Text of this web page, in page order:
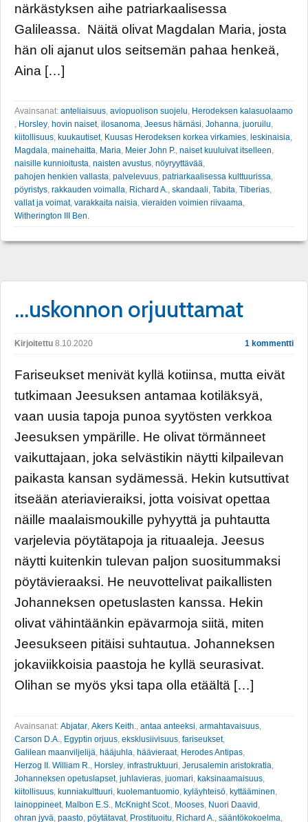
närkästyksen aihe patriarkaalisessa
Galileassa. Näitä olivat Magdalan Maria, josta
hän oli ajanut ulos seitsemän pahaa henkeä,
Aina […]
Avainsanat: anteliaisuus, aviopuolison suojelu, Herodeksen kalasuolaamo
, Horsley, hovin naiset, ilosanoma, Jeesus härnäsi, Johanna, juoruilu,
kiitollisuus, kuukautiset, Kuusas Herodeksen korkea virkamies, leskinaisia,
Magdala, mainehaitta, Maria, Meier John P., naiset kuuluivat itselleen,
naisille kunnioitusta, naisten avustus, nöyryyttävää,
pahojen henkien vallasta, palvelevuus, patriarkaalisessa kulttuurissa,
pöyristys, rakkauden voimalla, Richard A., skandaali, Tabita, Tiberias,
vallat ja voimat, varakkaita naisia, vieraiden voimien riivaama,
Witherington III Ben.
…uskonnon orjuuttamat
Kirjoitettu 8.10.2020 1 kommentti
Fariseukset menivät kyllä kotiinsa, mutta eivät
tutkimaan Jeesuksen antamaa kotiläksyä,
vaan uusia tapoja punoa syytösten verkkoa
Jeesuksen ympärille. He olivat törmänneet
vaikuttajaan, joka selvästikin näytti kilpailevan
paikasta kansan sydämessä. Hekin kutsuttivat
itseään ateriavieraiksi, jotta voisivat opettaa
näille maalaismoukille pyhyyttä ja puhtautta
varjelevia pöytätapoja ja rituaaleja. Jeesus
näytti kuitenkin tulevan paljon suositummaksi
pöytävieraaksi. He neuvottelivat paikallisten
Johanneksen opetuslasten kanssa. Hekin
olivat vähintäänkin epävarmoja siitä, miten
Jeesukseen pitäisi suhtautua. Johanneksen
jokaviikkoisia paastoja he kyllä seurasivat.
Olihan se myös yksi tapa olla etäältä […]
Avainsanat: Abjatar Akers Keith. antaa anteeksi armahtavaisuus
Carson D.A.
Egyptin orjuus eksklusiivisuus fariseukset,
Galilean maanviljelijä hääjuhla häävieraat, Herodes Antipas
Herzog II. William R.
Horsley infrastruktuuri Jerusalemin aristokratia
Johanneksen opetuslapset, juhlavieras juomari kaksinaamaisuus
kiitollisuus kunniakulttuuri kuolemantuomio kyläyhteisö kyttääminen
lainoppineet, Malbon E.S. McKnight Scot. Mooses Nuori Daavid
ohran jyvä paasto pöytätavat, Prostituoitu Richard A. sääntökokoelma